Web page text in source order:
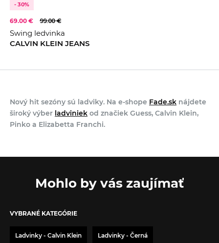
- 30%
69.00 € 99.00 €
Swing ledvinka
CALVIN KLEIN JEANS
Nový hit sezóny sú ladviky. Na e-shope Fade.sk nájdete
široký výber ladviniek od značiek Guess, Calvin Klein,
Pinko a Elizabetta Franchi.
Mohlo by vás zaujímať
VYBRANÉ KATEGÓRIE
Ladvinky - Calvin Klein Ladvinky - Černá